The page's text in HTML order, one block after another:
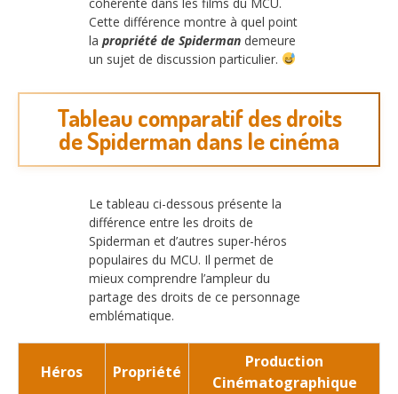
Cette différence montre à quel point
la propriété de Spiderman demeure
un sujet de discussion particulier.
Tableau comparatif des droits
de Spiderman dans le cinéma
Le tableau ci-dessous présente la
différence entre les droits de
Spiderman et d’autres super-héros
populaires du MCU. Il permet de
mieux comprendre l’ampleur du
partage des droits de ce personnage
emblématique.
Héros Propriété
Production
Cinématographique